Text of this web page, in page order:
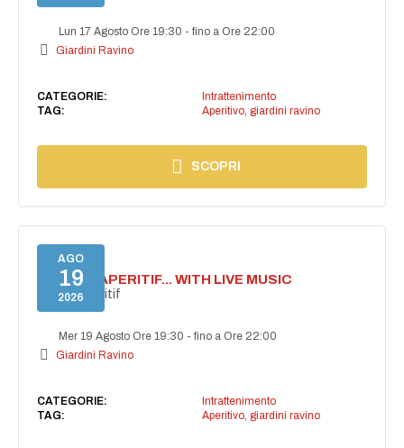
Lun 17 Agosto Ore 19:30 -fino a Ore 22:00
Giardini Ravino
CATEGORIE:
Intrattenimento
TAG:
Aperitivo, giardini ravino
SCOPRI
AGO
19
2026
SECRET APERITIF... WITH LIVE MUSIC
Secret aperitif
Mer 19 Agosto Ore 19:30 -fino a Ore 22:00
Giardini Ravino
CATEGORIE:
Intrattenimento
TAG:
Aperitivo, giardini ravino